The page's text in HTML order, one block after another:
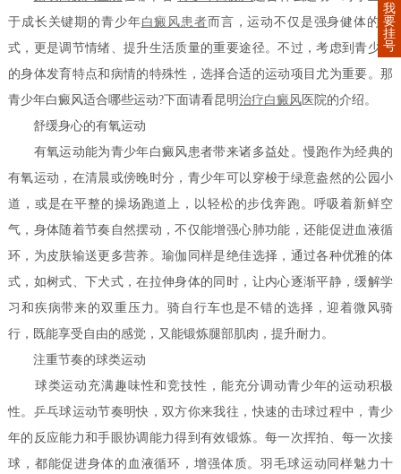
于成长关键期的青少年白癜风患者而言，运动不仅是强身健体的方
式，更是调节情绪、提升生活质量的重要途径。不过，考虑到青少年
的身体发育特点和病情的特殊性，选择合适的运动项目尤为重要。那
青少年白癜风适合哪些运动?下面请看昆明治疗白癜风 医院的介绍。
舒缓身心的有氧运动
有氧运动能为青少年白癜风患者带来诸多益处。慢跑作为经典的
有氧运动，在清晨或傍晚时分，青少年可以穿梭于绿意盎然的公园小
道，或是在平整的操场跑道上，以轻松的步伐奔跑。呼吸着新鲜空
气，身体随着节奏自然摆动，不仅能增强心肺功能，还能促进血液循
环，为皮肤输送更多营养。瑜伽同样是绝佳选择，通过各种优雅的体
式，如树式、下犬式，在拉伸身体的同时，让内心逐渐平静，缓解学
习和疾病带来的双重压力。骑自行车也是不错的选择，迎着微风骑
行，既能享受自由的感觉，又能锻炼腿部肌肉，提升耐力。
注重节奏的球类运动
球类运动充满趣味性和竞技性，能充分调动青少年的运动积极
性。乒乓球运动节奏明快，双方你来我往，快速的击球过程中，青少
年的反应能力和手眼协调能力得到有效锻炼。每一次挥拍、每一次接
球，都能促进身体的血液循环，增强体质。羽毛球运动同样魅力十
我
要
挂
号